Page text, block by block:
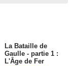
La Bataille de
Gaulle - partie 1 :
L'Âge de Fer